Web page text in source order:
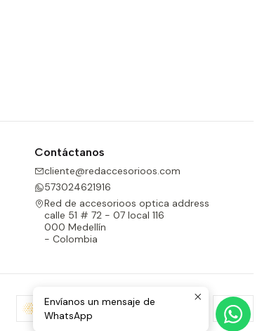
Contáctanos
cliente@redaccesorioos.com
573024621916
Red de accesorioos optica address
calle 51 # 72 - 07 local 116
000 Medellín
- Colombia
Envíanos un mensaje de
WhatsApp